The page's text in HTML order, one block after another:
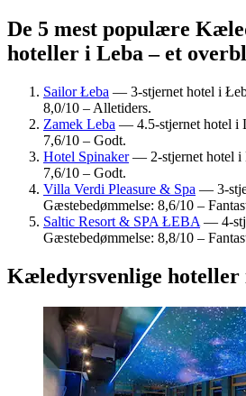
De 5 mest populære
hoteller i Leba – et
Sailor Łeba — 3-stjernet hotel i
8,0/10 – Alletiders.
Zamek Leba — 4.5-stjernet hotel i
7,6/10 – Godt.
Hotel Spinaker— 2-stjernet hotel i
7,6/10 – Godt.
Villa Verdi Pleasure & Spa — 3-
Gæstebedømmelse: 8,6/10 –
Saltic Resort & SPA ŁEBA — 4-
Gæstebedømmelse: 8,8/10 –
Kæledyrsvenlige hoteller